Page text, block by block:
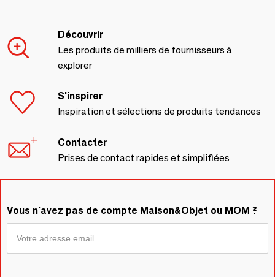
Découvrir
Les produits de milliers de fournisseurs à
explorer
S'inspirer
Inspiration et sélections de produits tendances
Contacter
Prises de contact rapides et simplifiées
Vous n'avez pas de compte Maison&Objet ou MOM ?